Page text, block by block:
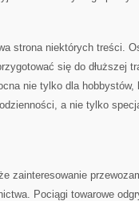
strona niektórych treści.
się do dłuższej
nie tylko dla
a nie tylko
zainteresowanie
Pociągi towarowe